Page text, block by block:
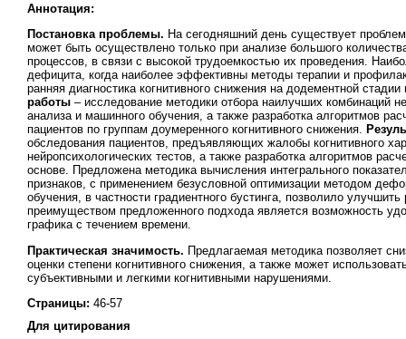
Аннотация:
Постановка проблемы. На сегодняшний день существует
может быть осуществлено только при анализе большого
процессов, в связи с высокой трудоемкостью их проведения.
дефицита, когда наиболее эффективны методы терапии и
ранняя диагностика когнитивного снижения на додементной
работы – исследование методики отбора наилучших комбинаций
анализа и машинного обучения, а также разработка алгоритмов
пациентов по группам доумеренного когнитивного снижения.
обследования пациентов, предъявляющих жалобы когнитивного
нейропсихологических тестов, а также разработка алгоритмов
основе. Предложена методика вычисления интегрального
признаков, с применением безусловной оптимизации методом
обучения, в частности градиентного бустинга, позволило
преимуществом предложенного подхода является возможность
графика с течением времени.
Практическая значимость. Предлагаемая методика позволяет
оценки степени когнитивного снижения, а также может
субъективными и легкими когнитивными нарушениями.
Страницы: 46-57
Для цитирования